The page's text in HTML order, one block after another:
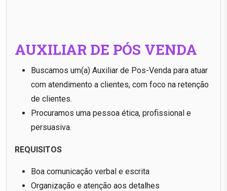
AUXILIAR DE PÓS VENDA
Buscamos um(a) Auxiliar de Pos-Venda para atuar
com atendimento a clientes, com foco na retenção
de clientes.
Procuramos uma pessoa ética, profissional e
persuasiva.
REQUISITOS
Boa comunicação verbal e escrita
Organização e atenção aos detalhes